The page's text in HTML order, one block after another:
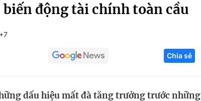
Infographic
Công nghệ
động tài chính toàn cầu
Chia sẻ
dấu hiệu mất đà tăng trưởng trước những